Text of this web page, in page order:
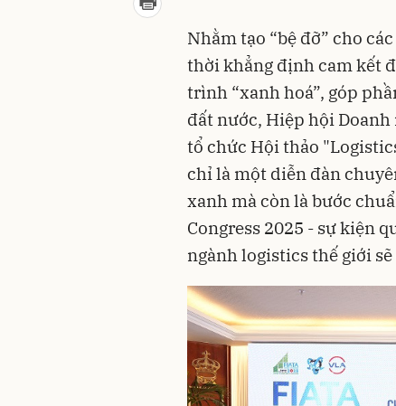
Nhằm tạo “bệ đỡ” cho
thời khẳng định cam kết
trình “xanh hoá”, góp
đất nước, Hiệp hội
tổ chức Hội thảo
chỉ là một diễn đàn
xanh mà còn là bước
Congress 2025 - sự kiện
ngành logistics thế giới